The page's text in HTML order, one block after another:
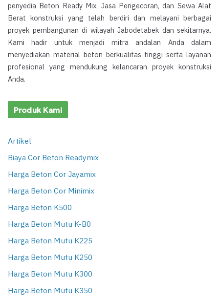
penyedia Beton Ready Mix, Jasa Pengecoran, dan Sewa Alat
Berat konstruksi yang telah berdiri dan melayani berbagai
proyek pembangunan di wilayah Jabodetabek dan sekitarnya.
Kami hadir untuk menjadi mitra andalan Anda dalam
menyediakan material beton berkualitas tinggi serta layanan
profesional yang mendukung kelancaran proyek konstruksi
Anda.
Produk Kami
Artikel
Biaya Cor Beton Readymix
Harga Beton Cor Jayamix
Harga Beton Cor Minimix
Harga Beton K500
Harga Beton Mutu K-B0
Harga Beton Mutu K225
Harga Beton Mutu K250
Harga Beton Mutu K300
Harga Beton Mutu K350